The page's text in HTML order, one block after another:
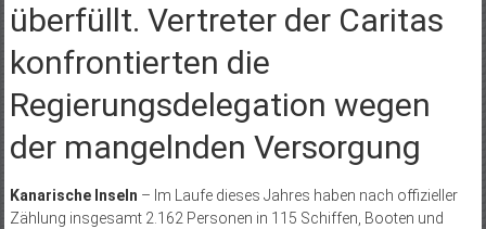
überfüllt. Vertreter der Caritas
konfrontierten die
Regierungsdelegation wegen
der mangelnden Versorgung
Kanarische Inseln – Im Laufe dieses Jahres haben nach offizieller
Zählung insgesamt 2.162 Personen in 115 Schiffen, Booten und